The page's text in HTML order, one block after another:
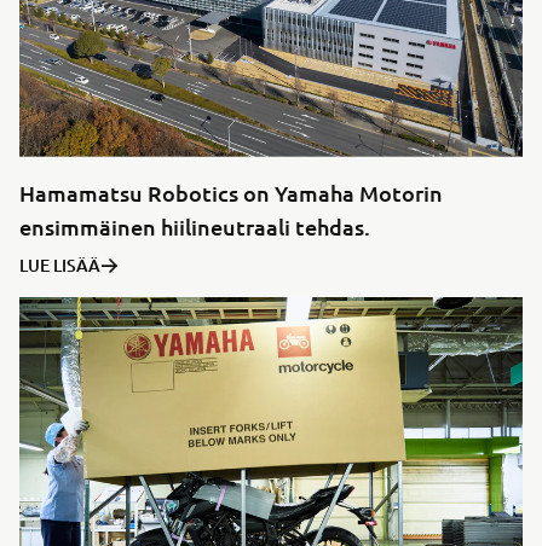
Hamamatsu Robotics on Yamaha Motorin
ensimmäinen hiilineutraali tehdas.
LUE LISÄÄ